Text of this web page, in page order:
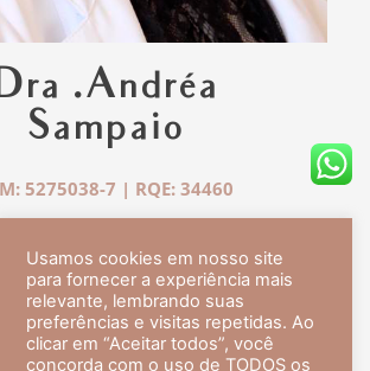
.Andréa
Sampaio
5275038-7 | RQE: 34460
em Medicina pela UFRJ.
em Dermatologia pela UFRJ, tendo
a especialização em 2007.
Brasileira de Dermatologia,
Usamos cookies em nosso site
para fornecer a experiência mais
relevante, lembrando suas
preferências e visitas repetidas. Ao
clicar em “Aceitar todos”, você
concorda com o uso de TODOS os